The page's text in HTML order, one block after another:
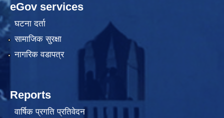
eGov services
घटना दर्ता
सामाजिक सुरक्षा
नागरिक वडापत्र
Reports
वार्षिक प्रगति प्रतिवेदन